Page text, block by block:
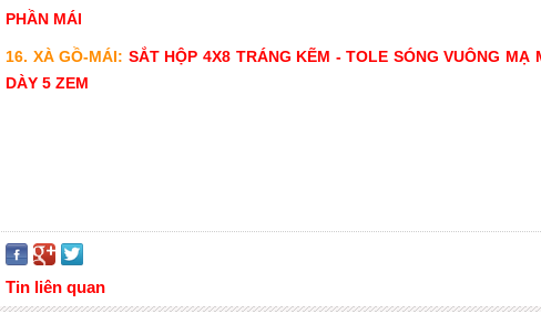
PHẦN MÁI
16. XÀ GỒ-MÁI: SẮT HỘP 4X8 TRÁNG KẼM - TOLE SÓNG VUÔNG MẠ
DÀY 5 ZEM
Tin liên quan